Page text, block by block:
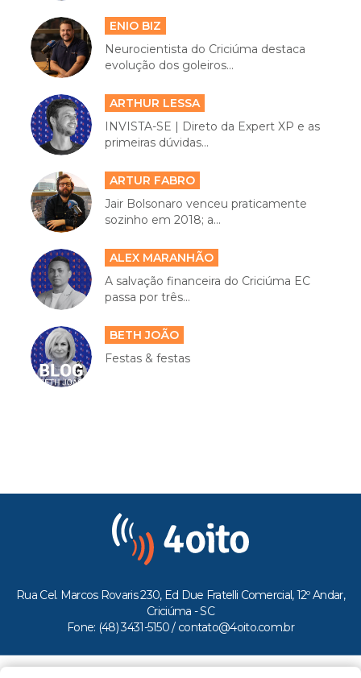
ENIO BIZ
Neurocientista do Criciúma destaca
evolução dos goleiros...
ARTHUR LESSA
INVISTA-SE | Direto da Expert XP e as
primeiras dúvidas...
ARTUR FABRO
Jair Bolsonaro venceu praticamente
sozinho em 2018; a...
ALEX MARANHÃO
A salvação financeira do Criciúma EC
passa por três...
BETH JOÃO
Festas & festas
Rua Cel. Marcos Rovaris 230, Ed Due Fratelli Comercial, 12º Andar,
Criciúma - SC
Fone: (48) 3431-5150 / contato@4oito.com.br